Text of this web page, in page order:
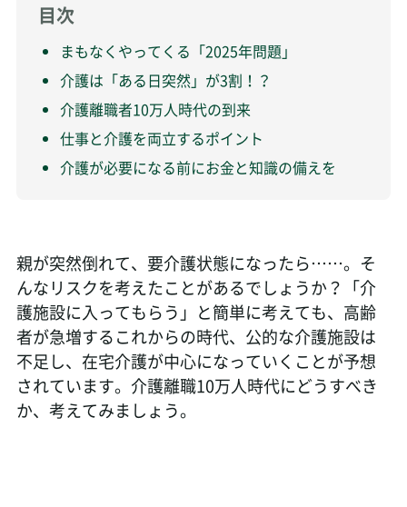
目次
まもなくやってくる「2025年問題」
介護は「ある日突然」が3割！？
介護離職者10万人時代の到来
仕事と介護を両立するポイント
介護が必要になる前にお金と知識の備えを
親が突然倒れて、要介護状態になったら……。そ
んなリスクを考えたことがあるでしょうか？「介
護施設に入ってもらう」と簡単に考えても、高齢
者が急増するこれからの時代、公的な介護施設は
不足し、在宅介護が中心になっていくことが予想
されています。介護離職10万人時代にどうすべき
か、考えてみましょう。